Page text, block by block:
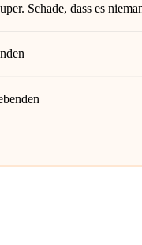
Schade, dass es